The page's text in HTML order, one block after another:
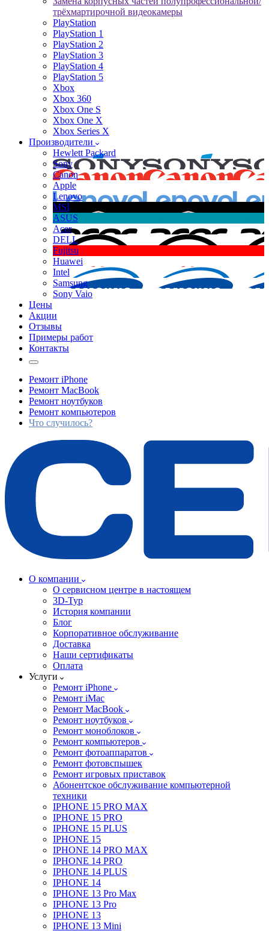
трёхмартирочной видеокамеры
PlayStation
PlayStation 1
PlayStation 2
PlayStation 3
PlayStation 4
PlayStation 5
Xbox
Xbox 360
Xbox One S
Xbox One X
Xbox Series X
Производители
Hewlett Packard
Sony
Canon
Apple
Lenovo
MSI
ASUS
Acer
DELL
Fujitsu
Huawei
Intel
Samsung
Sony Vaio
Цены
Акции
Отзывы
Примеры работ
Контакты
Ремонт iPhone
Ремонт MacBook
Ремонт ноутбуков
Ремонт компьютеров
Что случилось?
О компании
О сервисном центре в настоящем
3D-Тур
История компании
Блог
Корпоративное обслуживание
Доставка
Наши сертификаты
Оплата
Услуги
Ремонт iPhone
Ремонт iMac
Ремонт MacBook
Ремонт ноутбуков
Ремонт моноблоков
Ремонт компьютеров
Ремонт фотоаппаратов
Ремонт фотовспышек
Ремонт игровых приставок
Абонентское обслуживание компьютерной
техники
IPHONE 15 PRO MAX
IPHONE 15 PRO
IPHONE 15 PLUS
IPHONE 15
IPHONE 14 PRO MAX
IPHONE 14 PRO
IPHONE 14 PLUS
IPHONE 14
IPHONE 13 Pro Max
IPHONE 13 Pro
IPHONE 13
IPHONE 13 Mini